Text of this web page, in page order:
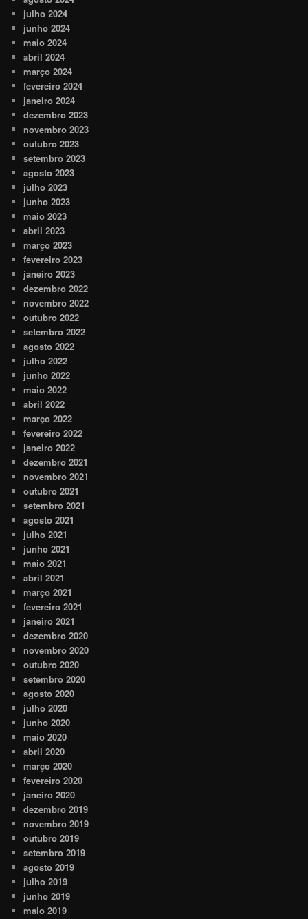
julho 2024
junho 2024
maio 2024
abril 2024
março 2024
fevereiro 2024
janeiro 2024
dezembro 2023
novembro 2023
outubro 2023
setembro 2023
agosto 2023
julho 2023
junho 2023
maio 2023
abril 2023
março 2023
fevereiro 2023
janeiro 2023
dezembro 2022
novembro 2022
outubro 2022
setembro 2022
agosto 2022
julho 2022
junho 2022
maio 2022
abril 2022
março 2022
fevereiro 2022
janeiro 2022
dezembro 2021
novembro 2021
outubro 2021
setembro 2021
agosto 2021
julho 2021
junho 2021
maio 2021
abril 2021
março 2021
fevereiro 2021
janeiro 2021
dezembro 2020
novembro 2020
outubro 2020
setembro 2020
agosto 2020
julho 2020
junho 2020
maio 2020
abril 2020
março 2020
fevereiro 2020
janeiro 2020
dezembro 2019
novembro 2019
outubro 2019
setembro 2019
agosto 2019
julho 2019
junho 2019
maio 2019